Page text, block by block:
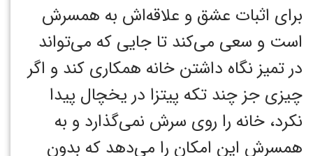
برای اثبات عشق و علاقه‌اش به همسرش
است و سعی می‌کند تا جایی که می‌تواند
در تمیز نگاه داشتن خانه همکاری کند و اگر
چیزی جز چند تکه پیتزا در یخچال پیدا
نکرد، خانه را روی سرش نمی‌گذارد و به
همسرش این امکان را می‌دهد که بدون